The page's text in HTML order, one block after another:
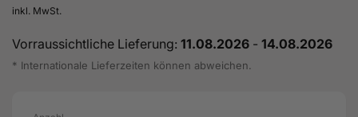
Preis
inkl. MwSt.
Vorraussichtliche Lieferung: 11.08.2026 - 14.08.2026
* Internationale Lieferzeiten können abweichen.